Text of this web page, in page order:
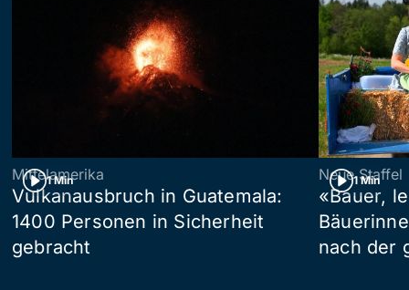
1 Min
Mittelamerika
Vulkanausbruch in Guatemala:
1400 Personen in Sicherheit
gebracht
1 Min
Neue Staffel
«Bauer,
nach der